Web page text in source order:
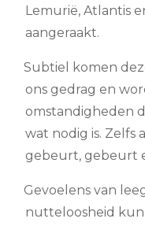
Lemurië, Atlantis
aangeraakt.
Subtiel komen
ons gedrag en
omstandigheden
wat nodig is. Zelfs
gebeurt, gebeurt
Gevoelens van
nutteloosheid